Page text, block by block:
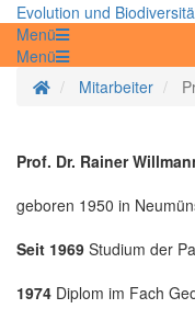
Evolution und
Menü
Menü
StartseiteMitarbeiter
Prof. Dr. Rainer
geboren 1950 in
Seit 1969 Studium der
1974 Diplom im Fach